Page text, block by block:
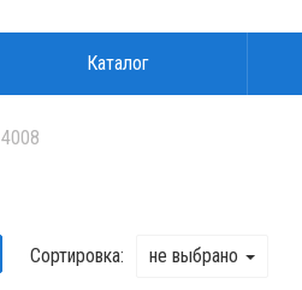
Каталог
4008
Сортировка: не выбрано